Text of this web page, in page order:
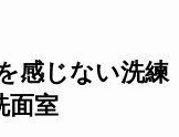
感じない洗練
面室